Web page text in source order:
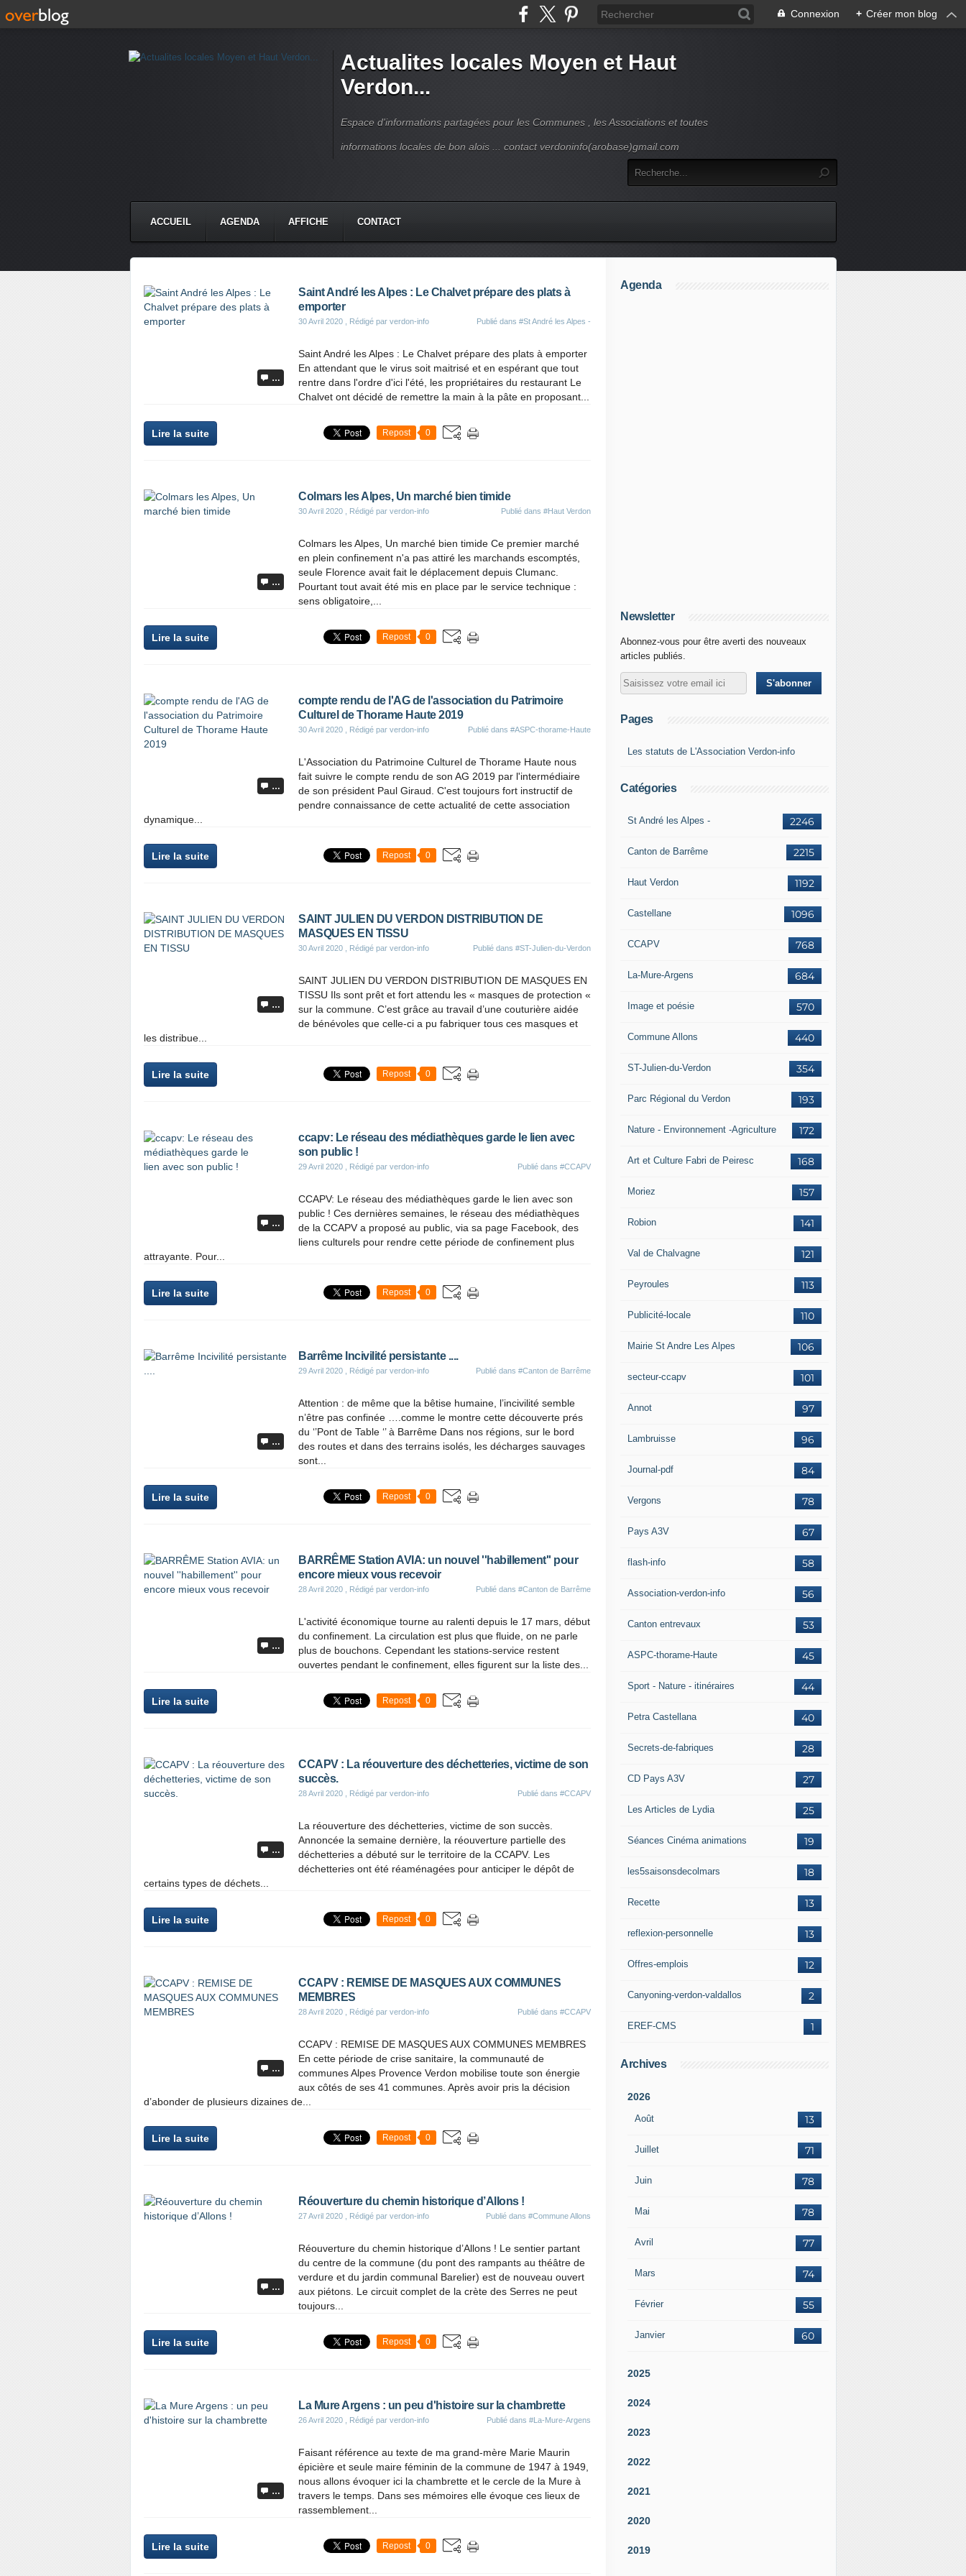
Connexion + Créer mon blog
Actualites locales Moyen et Haut
Verdon...
Espace d'informations partagées pour les Communes , les Associations et toutes
informations locales de bon alois ... contact verdoninfo(arobase)gmail.com
ACCUEIL AGENDA AFFICHE CONTACT
…
Saint André les Alpes : Le Chalvet prépare des plats à
emporter
30 Avril 2020 , Rédigé par verdon-info Publié dans #St André les Alpes -
Saint André les Alpes : Le Chalvet prépare des plats à emporter
En attendant que le virus soit maitrisé et en espérant que tout
rentre dans l'ordre d'ici l'été, les propriétaires du restaurant Le
Chalvet ont décidé de remettre la main à la pâte en proposant...
Lire la suite Repost 0
…
Colmars les Alpes, Un marché bien timide
30 Avril 2020 , Rédigé par verdon-info Publié dans #Haut Verdon
Colmars les Alpes, Un marché bien timide Ce premier marché
en plein confinement n'a pas attiré les marchands escomptés,
seule Florence avait fait le déplacement depuis Clumanc.
Pourtant tout avait été mis en place par le service technique :
sens obligatoire,...
Lire la suite Repost 0
…
compte rendu de l'AG de l'association du Patrimoire
Culturel de Thorame Haute 2019
30 Avril 2020 , Rédigé par verdon-info Publié dans #ASPC-thorame-Haute
L'Association du Patrimoine Culturel de Thorame Haute nous
fait suivre le compte rendu de son AG 2019 par l'intermédiaire
de son président Paul Giraud. C'est toujours fort instructif de
pendre connaissance de cette actualité de cette association
dynamique...
Lire la suite Repost 0
…
SAINT JULIEN DU VERDON DISTRIBUTION DE
MASQUES EN TISSU
30 Avril 2020 , Rédigé par verdon-info Publié dans #ST-Julien-du-Verdon
SAINT JULIEN DU VERDON DISTRIBUTION DE MASQUES EN
TISSU Ils sont prêt et fort attendu les « masques de protection «
sur la commune. C’est grâce au travail d’une couturière aidée
de bénévoles que celle-ci a pu fabriquer tous ces masques et
les distribue...
Lire la suite Repost 0
…
ccapv: Le réseau des médiathèques garde le lien avec
son public !
29 Avril 2020 , Rédigé par verdon-info Publié dans #CCAPV
CCAPV: Le réseau des médiathèques garde le lien avec son
public ! Ces dernières semaines, le réseau des médiathèques
de la CCAPV a proposé au public, via sa page Facebook, des
liens culturels pour rendre cette période de confinement plus
attrayante. Pour...
Lire la suite Repost 0
…
Barrême Incivilité persistante ....
29 Avril 2020 , Rédigé par verdon-info Publié dans #Canton de Barrême
Attention : de même que la bêtise humaine, l’incivilité semble
n’être pas confinée ….comme le montre cette découverte prés
du ‘’Pont de Table ‘’ à Barrême Dans nos régions, sur le bord
des routes et dans des terrains isolés, les décharges sauvages
sont...
Lire la suite Repost 0
…
BARRÊME Station AVIA: un nouvel ''habillement'' pour
encore mieux vous recevoir
28 Avril 2020 , Rédigé par verdon-info Publié dans #Canton de Barrême
L'activité économique tourne au ralenti depuis le 17 mars, début
du confinement. La circulation est plus que fluide, on ne parle
plus de bouchons. Cependant les stations-service restent
ouvertes pendant le confinement, elles figurent sur la liste des...
Lire la suite Repost 0
…
CCAPV : La réouverture des déchetteries, victime de son
succès.
28 Avril 2020 , Rédigé par verdon-info Publié dans #CCAPV
La réouverture des déchetteries, victime de son succès.
Annoncée la semaine dernière, la réouverture partielle des
déchetteries a débuté sur le territoire de la CCAPV. Les
déchetteries ont été réaménagées pour anticiper le dépôt de
certains types de déchets...
Lire la suite Repost 0
…
CCAPV : REMISE DE MASQUES AUX COMMUNES
MEMBRES
28 Avril 2020 , Rédigé par verdon-info Publié dans #CCAPV
CCAPV : REMISE DE MASQUES AUX COMMUNES MEMBRES
En cette période de crise sanitaire, la communauté de
communes Alpes Provence Verdon mobilise toute son énergie
aux côtés de ses 41 communes. Après avoir pris la décision
d’abonder de plusieurs dizaines de...
Lire la suite Repost 0
…
Réouverture du chemin historique d’Allons !
27 Avril 2020 , Rédigé par verdon-info Publié dans #Commune Allons
Réouverture du chemin historique d’Allons ! Le sentier partant
du centre de la commune (du pont des rampants au théâtre de
verdure et du jardin communal Barelier) est de nouveau ouvert
aux piétons. Le circuit complet de la crète des Serres ne peut
toujours...
Lire la suite Repost 0
…
La Mure Argens : un peu d'histoire sur la chambrette
26 Avril 2020 , Rédigé par verdon-info Publié dans #La-Mure-Argens
Faisant référence au texte de ma grand-mère Marie Maurin
épicière et seule maire féminin de la commune de 1947 à 1949,
nous allons évoquer ici la chambrette et le cercle de la Mure à
travers le temps. Dans ses mémoires elle évoque ces lieux de
rassemblement...
Lire la suite Repost 0
Agenda
Newsletter
Abonnez-vous pour être averti des nouveaux
articles publiés.
Pages
Les statuts de L'Association Verdon-info
Catégories
2246
St André les Alpes -
2215
Canton de Barrême
1192
Haut Verdon
1096
Castellane
768
CCAPV
684
La-Mure-Argens
570
Image et poésie
440
Commune Allons
354
ST-Julien-du-Verdon
193
Parc Régional du Verdon
172
Nature - Environnement -Agriculture
168
Art et Culture Fabri de Peiresc
157
Moriez
141
Robion
121
Val de Chalvagne
113
Peyroules
110
Publicité-locale
106
Mairie St Andre Les Alpes
101
secteur-ccapv
97
Annot
96
Lambruisse
84
Journal-pdf
78
Vergons
67
Pays A3V
58
flash-info
56
Association-verdon-info
53
Canton entrevaux
45
ASPC-thorame-Haute
44
Sport - Nature - itinéraires
40
Petra Castellana
28
Secrets-de-fabriques
27
CD Pays A3V
25
Les Articles de Lydia
19
Séances Cinéma animations
18
les5saisonsdecolmars
13
Recette
13
reflexion-personnelle
12
Offres-emplois
2
Canyoning-verdon-valdallos
1
EREF-CMS
Archives
2026
Août 13
Juillet 71
Juin 78
Mai 78
Avril 77
Mars 74
Février 55
Janvier 60
2025
2024
2023
2022
2021
2020
2019